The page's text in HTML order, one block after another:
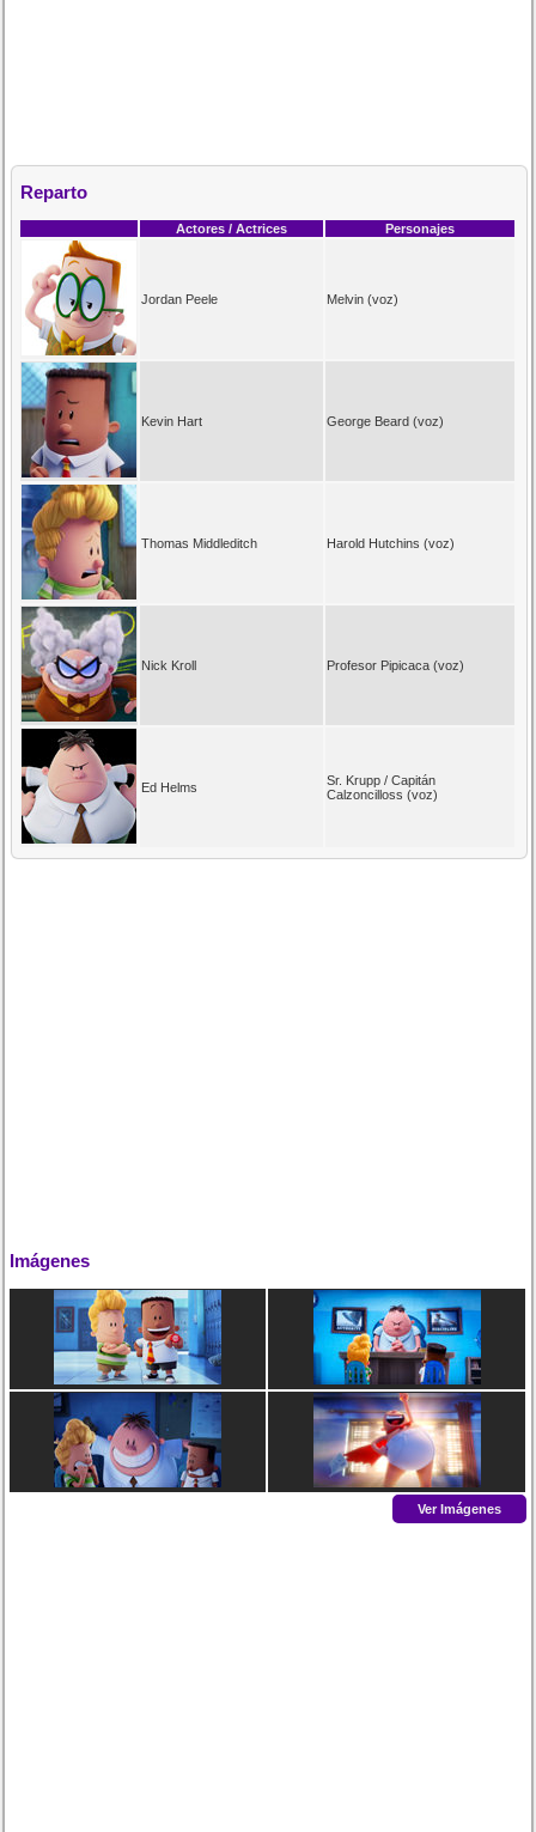
Reparto
Actores / Actrices Personajes
Jordan Peele Melvin (voz)
Kevin Hart George Beard (voz)
Thomas Middleditch Harold Hutchins (voz)
Nick Kroll Profesor Pipicaca (voz)
Ed Helms
Sr. Krupp / Capitán
Calzoncilloss (voz)
Imágenes
Ver Imágenes